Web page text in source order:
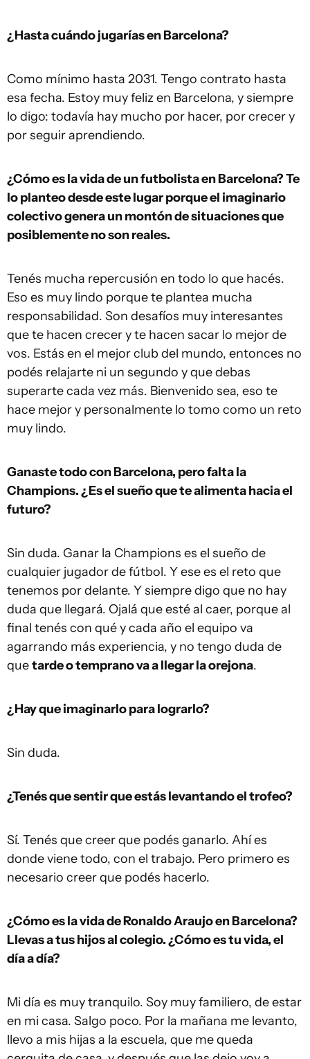
¿Hasta cuándo jugarías en Barcelona?
Como mínimo hasta 2031. Tengo contrato hasta
esa fecha. Estoy muy feliz en Barcelona, y siempre
lo digo: todavía hay mucho por hacer, por crecer y
por seguir aprendiendo.
¿Cómo es la vida de un futbolista en Barcelona? Te
lo planteo desde este lugar porque el imaginario
colectivo genera un montón de situaciones que
posiblemente no son reales.
Tenés mucha repercusión en todo lo que hacés.
Eso es muy lindo porque te plantea mucha
responsabilidad. Son desafíos muy interesantes
que te hacen crecer y te hacen sacar lo mejor de
vos. Estás en el mejor club del mundo, entonces no
podés relajarte ni un segundo y que debas
superarte cada vez más. Bienvenido sea, eso te
hace mejor y personalmente lo tomo como un reto
muy lindo.
Ganaste todo con Barcelona, pero falta la
Champions. ¿Es el sueño que te alimenta hacia el
futuro?
Sin duda. Ganar la Champions es el sueño de
cualquier jugador de fútbol. Y ese es el reto que
tenemos por delante. Y siempre digo que no hay
duda que llegará. Ojalá que esté al caer, porque al
final tenés con qué y cada año el equipo va
agarrando más experiencia, y no tengo duda de
quetarde o temprano va a llegar la orejona.
¿Hay que imaginarlo para lograrlo?
Sin duda.
¿Tenés que sentir que estás levantando el trofeo?
Sí. Tenés que creer que podés ganarlo. Ahí es
donde viene todo, con el trabajo. Pero primero es
necesario creer que podés hacerlo.
¿Cómo es la vida de Ronaldo Araujo en Barcelona?
Llevas a tus hijos al colegio. ¿Cómo es tu vida, el
día a día?
Mi día es muy tranquilo. Soy muy familiero, de estar
en mi casa. Salgo poco. Por la mañana me levanto,
llevo a mis hijas a la escuela, que me queda